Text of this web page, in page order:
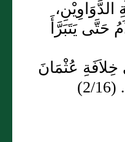
الدَّوَاوِيْنِ،
حَتَّى يَتَبَرَّأَ
عُثْمَانَ